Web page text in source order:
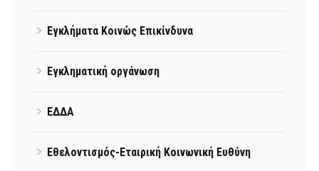
Εγκλήματα Κοινώς Επικίνδυνα
Εγκληματική οργάνωση
ΕΔΔΑ
Εθελοντισμός-Εταιρική Κοινωνική Ευθύνη